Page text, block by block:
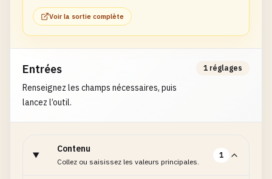
Voir la sortie complète
Entrées
Renseignez les champs nécessaires, puis
lancez l’outil.
1 réglages
Contenu
Collez ou saisissez les valeurs principales.
1